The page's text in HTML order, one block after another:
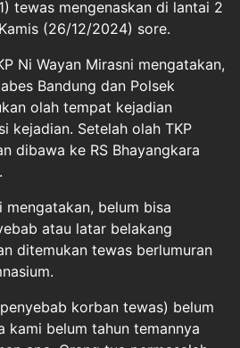
tewas mengenaskan di lantai 2
(26/12/2024) sore.
Ni Wayan Mirasni mengatakan,
Bandung dan Polsek
olah tempat kejadian
kejadian. Setelah olah TKP
dibawa ke RS Bhayangkara
mengatakan, belum bisa
atau latar belakang
ditemukan tewas berlumuran
korban tewas) belum
kami belum tahun temannya